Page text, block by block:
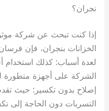
نجران؟
إذا كنت تبحث عن شركة
الخزانات بنجران، فإن
لعدة أسباب: كذلك استخدام
الشركة على أجهزة متطورة
إصلاح بدون تكسير: حيث
التسربات دون الحاجة إلى